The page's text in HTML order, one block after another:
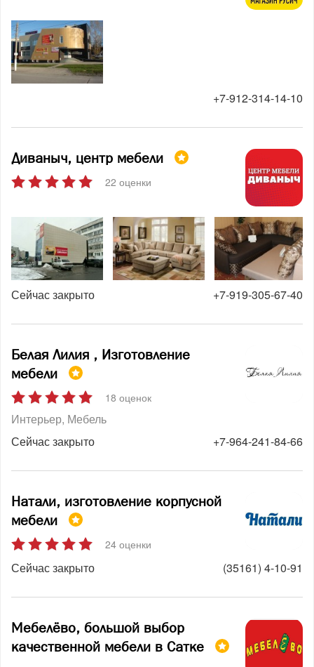
+7-912-314-14-10
Диваныч, центр мебели
22 оценки
Сейчас закрыто +7-919-305-67-40
Белая Лилия , Изготовление
мебели
18 оценок
Интерьер Мебель
Сейчас закрыто
+7-964-241-84-66
Натали, изготовление корпусной
мебели
24 оценки
Сейчас закрыто (35161) 4-10-91
Мебелёво, большой выбор
качественной мебели в Сатке